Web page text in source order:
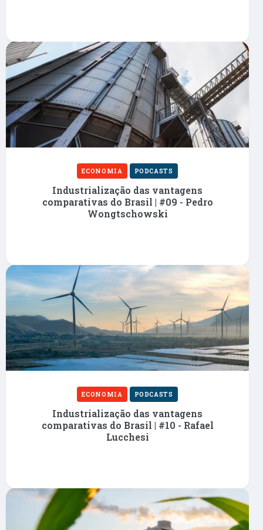
ECONOMIA PODCASTS
Industrialização das vantagens
comparativas do Brasil | #09 - Pedro
Wongtschowski
ECONOMIA PODCASTS
Industrialização das vantagens
comparativas do Brasil | #10 - Rafael
Lucchesi